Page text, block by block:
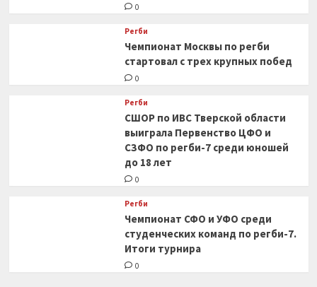
0
Регби
Чемпионат Москвы по регби
стартовал с трех крупных побед
0
Регби
СШОР по ИВС Тверской области
выиграла Первенство ЦФО и
СЗФО по регби-7 среди юношей
до 18 лет
0
Регби
Чемпионат СФО и УФО среди
студенческих команд по регби-7.
Итоги турнира
0